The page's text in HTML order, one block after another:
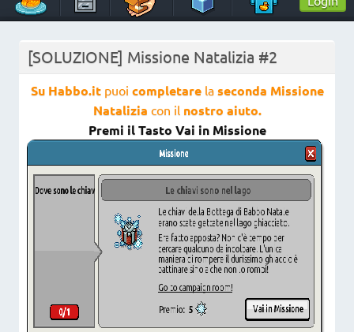
[SOLUZIONE] Missione Natalizia #2
Su Habbo.itpuoi completarela seconda Missione
Natalizia con ilnostro aiuto.
Premi il Tasto Vai in Missione